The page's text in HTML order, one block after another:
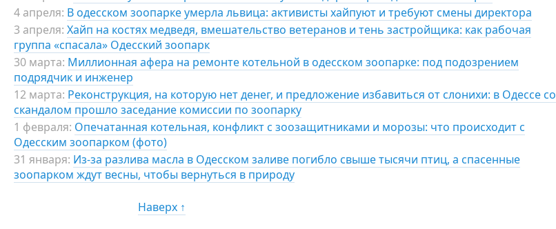
4 апреля: В одесском зоопарке умерла львица: активисты хайпуют и требуют смены директора
3 апреля: Хайп на костях медведя, вмешательство ветеранов и тень застройщика: как рабочая
группа «спасала» Одесский зоопарк
30 марта: Миллионная афера на ремонте котельной в одесском зоопарке: под подозрением
подрядчик и инженер
12 марта: Реконструкция, на которую нет денег, и предложение избавиться от слонихи: в Одессе со
скандалом прошло заседание комиссии по зоопарку
1 февраля: Опечатанная котельная, конфликт с зоозащитниками и морозы: что происходит с
Одесским зоопарком (фото)
31 января: Из-за разлива масла в Одесском заливе погибло свыше тысячи птиц, а спасенные
зоопарком ждут весны, чтобы вернуться в природу
Наверх ↑